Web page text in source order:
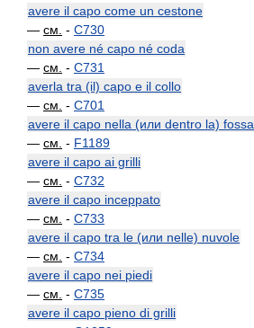
avere il capo come un cestone
— см. - C730
non avere né capo né coda
— см. - C731
averla tra (il) capo e il collo
— см. - C701
avere il capo nella (или dentro la) fossa
— см. - F1189
avere il capo ai grilli
— см. - C732
avere il capo inceppato
— см. - C733
avere il capo tra le (или nelle) nuvole
— см. - C734
avere il capo nei piedi
— см. - C735
avere il capo pieno di grilli